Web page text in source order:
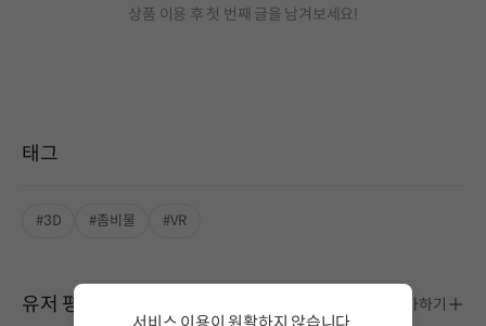
상품 이용 후 첫 번째 글을 남겨보세요!
태그
#3D #좀비물 #VR
유저 평가 평가하기
서비스 이용이 원활하지 않습니다.